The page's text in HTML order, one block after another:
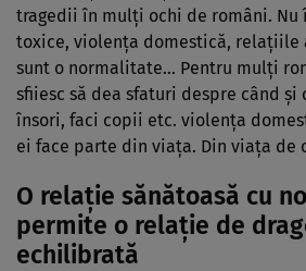
tragedii în mulți ochi de români. Nu
toxice, violența domestică, relațiile
sunt o normalitate… Pentru mulți
sfiiesc să dea sfaturi despre când și
însori, faci copii etc. violența
ei face parte din viața. Din viața de
O relație sănătoasă cu
permite o relație de
echilibrată